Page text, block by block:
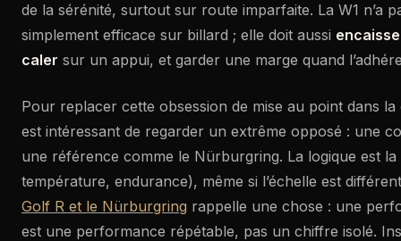
de la sérénité, surtout sur route imparfaite. La W1 n’a
simplement efficace sur billard ; elle doit aussi
caler sur un appui, et garder une marge quand
Pour replacer cette obsession de mise au point dans
est intéressant de regarder un extrême opposé : une
une référence comme le Nürburgring. La logique est
température, endurance), même si l’échelle est
Golf R et le Nürburgring rappelle une chose : une
est une performance répétable, pas un chiffre isolé.